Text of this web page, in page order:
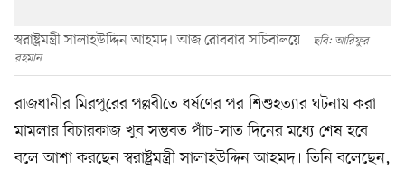
স্বরাষ্ট্রমন্ত্রী সালাহউদ্দিন আহমদ। আজ রোববার সচিবালয়ে
ছবি: আরিফুর
রহমান
রাজধানীর মিরপুরের পল্লবীতে ধর্ষণের পর শিশুহত্যার ঘটনায় করা
মামলার বিচারকাজ খুব সম্ভবত পাঁচ-সাত দিনের মধ্যে শেষ হবে
বলে আশা করছেন স্বরাষ্ট্রমন্ত্রী সালাহউদ্দিন আহমদ। তিনি বলেছেন,